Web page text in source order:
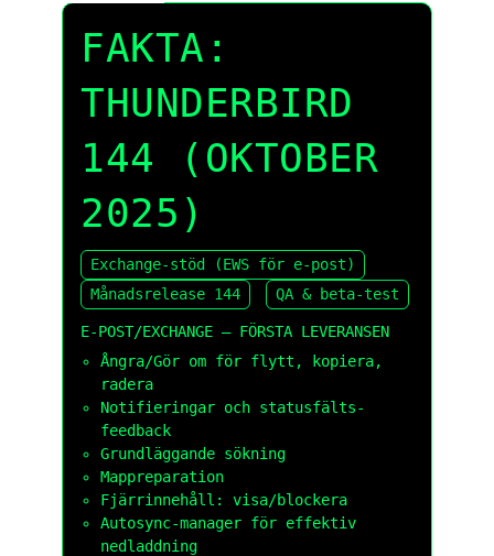
FAKTA:
THUNDERBIRD
144 (OKTOBER
2025)
Exchange-stöd (EWS för e-post)
Månadsrelease 144
QA & beta-test
E-POST/EXCHANGE – FÖRSTA LEVERANSEN
Ångra/Gör om för flytt, kopiera,
radera
Notifieringar och statusfälts-
feedback
Grundläggande sökning
Mappreparation
Fjärrinnehåll: visa/blockera
Autosync-manager för effektiv
nedladdning